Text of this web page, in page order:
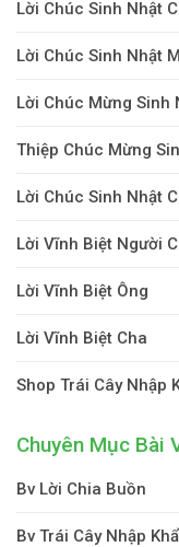
Lời Chúc Sinh Nhật
Lời Chúc Sinh Nhật
Lời Chúc Mừng Sinh
Thiệp Chúc Mừng
Lời Chúc Sinh Nhật
Lời Vĩnh Biệt Người
Lời Vĩnh Biệt Ông
Lời Vĩnh Biệt Cha
Shop Trái Cây Nhập
Chuyên Mục Bài
Bv Lời Chia Buồn
Bv Trái Cây Nhập